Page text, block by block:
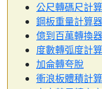
公尺轉碼尺計
鋼板重量計算器
億到百萬轉換器
度數轉弧度計
加侖轉夸脫
衝浪板體積計